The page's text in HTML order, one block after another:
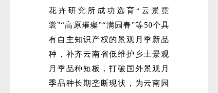
花卉研究所成功选育“云景霓
裳”“高原璀璨”“满园春”等50个具
有自主知识产权的景观月季新品
种，补齐云南省低维护乡土景观
月季品种短板，打破国外景观月
季品种长期垄断现状，为云南园